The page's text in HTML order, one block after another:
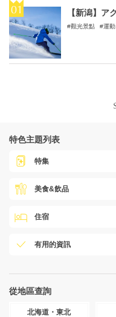
【新潟】ア
觀光景點 運動
特色主題列表
特集
美食&飲品
住宿
有用的資訊
從地區查詢
北海道・東北